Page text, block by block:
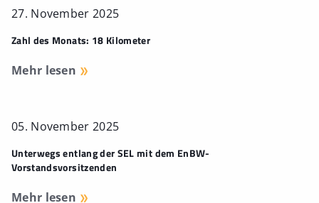
27. November 2025
Zahl des Monats: 18 Kilometer
Mehr lesen
05. November 2025
Unterwegs entlang der SEL mit dem EnBW-
Vorstandsvorsitzenden
Mehr lesen